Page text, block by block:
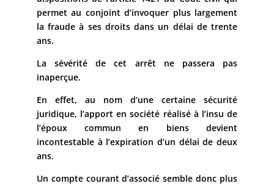
permet au conjoint d’invoquer plus largement
la fraude à ses droits dans un délai de trente
ans.
La sévérité de cet arrêt ne passera pas
inaperçue.
En effet, au nom d’une certaine sécurité
juridique, l’apport en société réalisé à l’insu de
l’époux commun en biens devient
incontestable à l’expiration d’un délai de deux
ans.
Un compte courant d’associé semble donc plus